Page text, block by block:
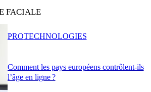
FACIALE
Comment les pays européens contrôlent-ils
l’âge en ligne ?
PROTECHNOLOGIES